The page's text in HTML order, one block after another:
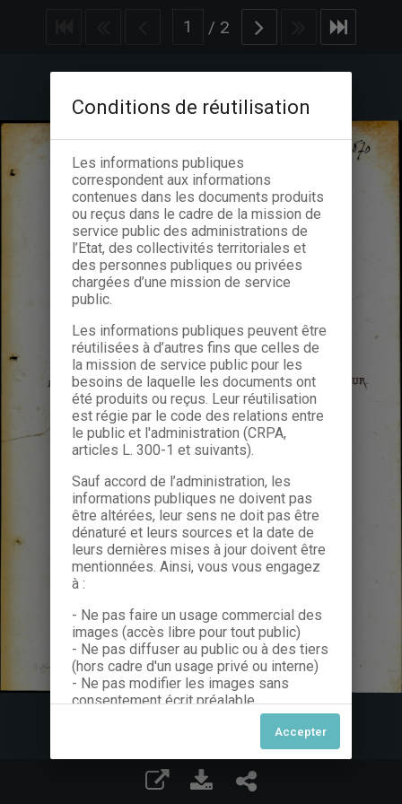
/ 2
Conditions de réutilisation
Les informations publiques
correspondent aux informations
contenues dans les documents produits
ou reçus dans le cadre de la mission de
service public des administrations de
l’Etat, des collectivités territoriales et
des personnes publiques ou privées
chargées d’une mission de service
public.
Les informations publiques peuvent être
réutilisées à d’autres fins que celles de
la mission de service public pour les
besoins de laquelle les documents ont
été produits ou reçus. Leur réutilisation
est régie par le code des relations entre
le public et l'administration (CRPA,
articles L. 300-1 et suivants).
Sauf accord de l’administration, les
informations publiques ne doivent pas
être altérées, leur sens ne doit pas être
dénaturé et leurs sources et la date de
leurs dernières mises à jour doivent être
mentionnées. Ainsi, vous vous engagez
à :
- Ne pas faire un usage commercial des
images (accès libre pour tout public)
- Ne pas diffuser au public ou à des tiers
(hors cadre d'un usage privé ou interne)
- Ne pas modifier les images sans
consentement écrit préalable
Dans le cas contraire, nous vous invitons
à nous contacter afin de solliciter le type
de Licence souhaitée parmi celles
proposées et le cas échéant, acquitter